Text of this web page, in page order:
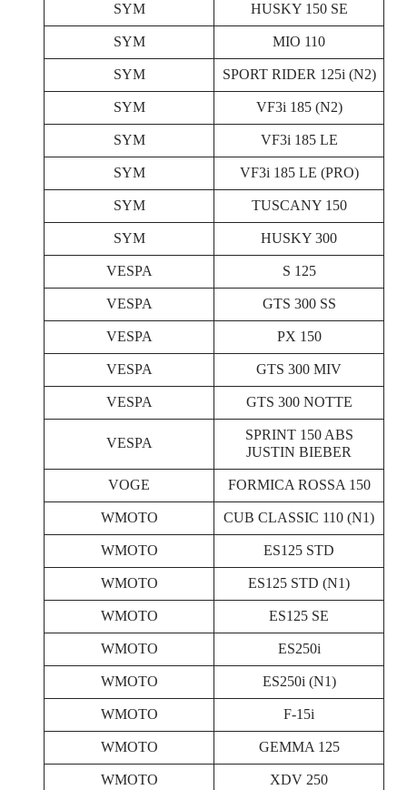
SYM
HUSKY 150 SE
SYM
MIO 110
SYM
SPORT RIDER 125i (N2)
SYM
VF3i 185 (N2)
SYM
VF3i 185 LE
SYM
VF3i 185 LE (PRO)
SYM
TUSCANY 150
SYM
HUSKY 300
VESPA
S 125
VESPA
GTS 300 SS
VESPA
PX 150
VESPA
GTS 300 MIV
VESPA
GTS 300 NOTTE
VESPA
SPRINT 150 ABS
JUSTIN BIEBER
VOGE
FORMICA ROSSA 150
WMOTO
CUB CLASSIC 110 (N1)
WMOTO
ES125 STD
WMOTO
ES125 STD (N1)
WMOTO
ES125 SE
WMOTO
ES250i
WMOTO
ES250i (N1)
WMOTO
F-15i
WMOTO
GEMMA 125
WMOTO
XDV 250